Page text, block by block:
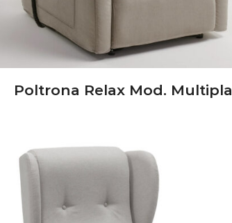
Poltrona Relax Mod. Multipla